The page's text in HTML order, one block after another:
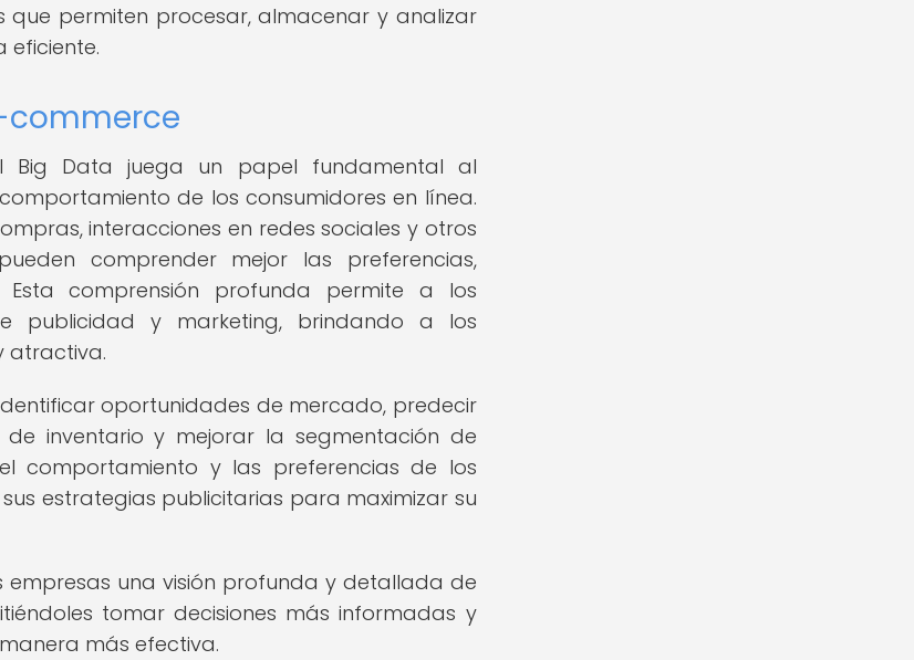
permiten procesar, almacenar y analizar
eficiente.
commerce
Big Data juega un papel fundamental al
de los consumidores en línea.
interacciones en redes sociales y otros
comprender mejor las preferencias,
comprensión profunda permite a los
publicidad y marketing, brindando a los
atractiva.
oportunidades de mercado, predecir
inventario y mejorar la segmentación de
comportamiento y las preferencias de los
estrategias publicitarias para maximizar su
una visión profunda y detallada de
tomar decisiones más informadas y
más efectiva.